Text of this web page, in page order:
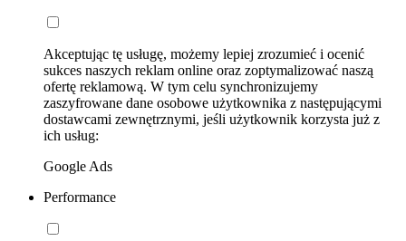
Akceptując tę usługę, możemy lepiej zrozumieć i ocenić
sukces naszych reklam online oraz zoptymalizować naszą
ofertę reklamową. W tym celu synchronizujemy
zaszyfrowane dane osobowe użytkownika z następującymi
dostawcami zewnętrznymi, jeśli użytkownik korzysta już z
ich usług:
Google Ads
Performance